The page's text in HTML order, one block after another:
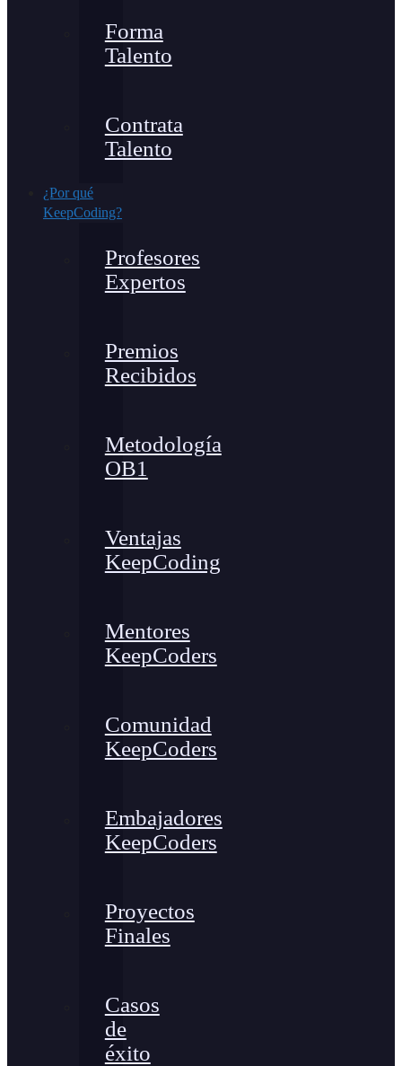
Forma
Talento
Contrata
Talento
¿Por qué
KeepCoding?
Profesores
Expertos
Premios
Recibidos
Metodología
OB1
Ventajas
KeepCoding
Mentores
KeepCoders
Comunidad
KeepCoders
Embajadores
KeepCoders
Proyectos
Finales
Casos
de
éxito